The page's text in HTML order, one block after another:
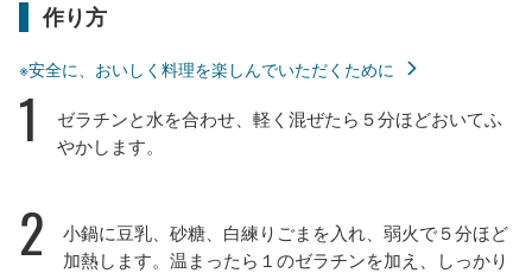
作り方
※安全に、おいしく料理を楽しんでいただくために
1
ゼラチンと水を合わせ、軽く混ぜたら５分ほどおいてふ
やかします。
2
小鍋に豆乳、砂糖、白練りごまを入れ、弱火で５分ほど
加熱します。温まったら１のゼラチンを加え、しっかり